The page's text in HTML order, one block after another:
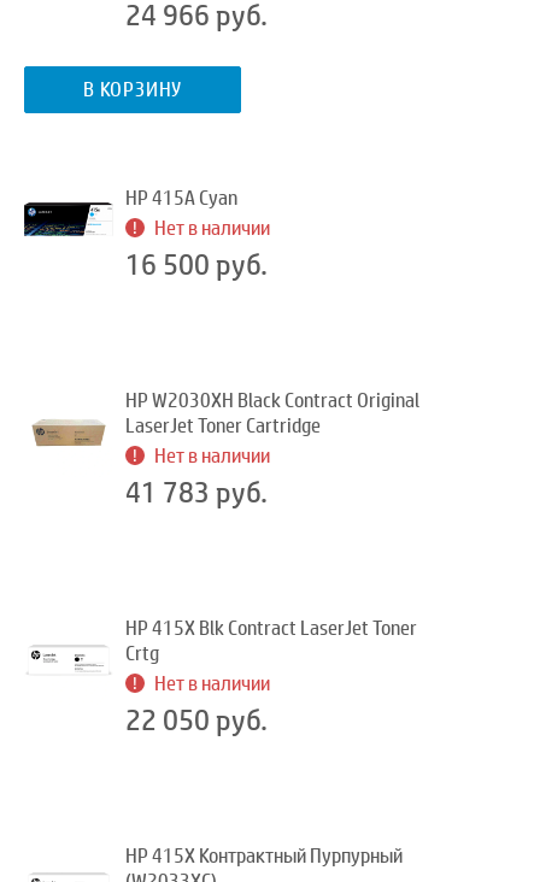
24 966 руб.
В КОРЗИНУ
HP 415A Cyan
Нет в наличии
16 500 руб.
HP W2030XH Black Contract Original
LaserJet Toner Cartridge
Нет в наличии
41 783 руб.
HP 415X Blk Contract LaserJet Toner
Crtg
Нет в наличии
22 050 руб.
HP 415X Контрактный Пурпурный